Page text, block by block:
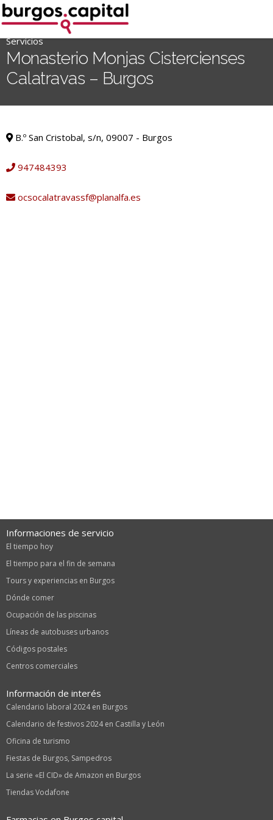
Ir
al
contenido
__('Search
.
Servicios
Monasterio Monjas Cistercienses
Calatravas – Burgos
B.º San Cristobal, s/n, 09007 - Burgos
947484393
ocsocalatravassf@planalfa.es
Informaciones de servicio
El tiempo hoy
El tiempo para el fin de semana
Tours y experiencias en Burgos
Dónde comer
Ocupación de las piscinas
Líneas de autobuses urbanos
Códigos postales
Centros comerciales
Información de interés
Calendario laboral 2024 en Burgos
Calendario de festivos 2024 en Castilla y León
Oficina de turismo
Fiestas de Burgos, Sampedros
La serie «El CID» de Amazon en Burgos
Tiendas Vodafone